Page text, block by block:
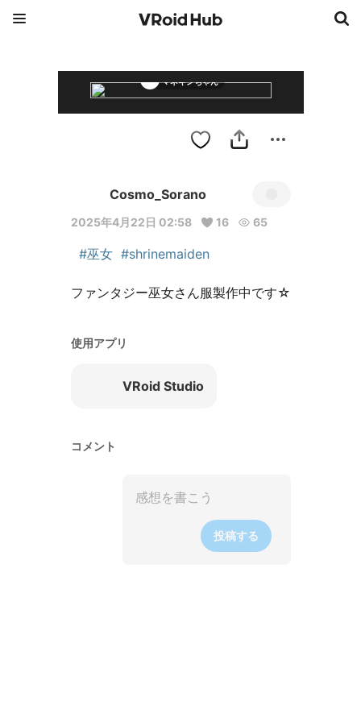
マネキンちゃん
Cosmo_Sorano
2025年4月22日 02:58 16 65
#巫女 #shrinemaiden
ファンタジー巫女さん服製作中です☆
使用アプリ
VRoid Studio
コメント
投稿する